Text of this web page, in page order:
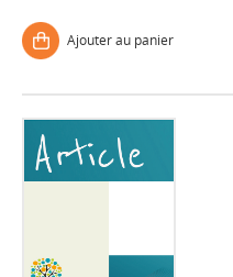
Ajouter au panier